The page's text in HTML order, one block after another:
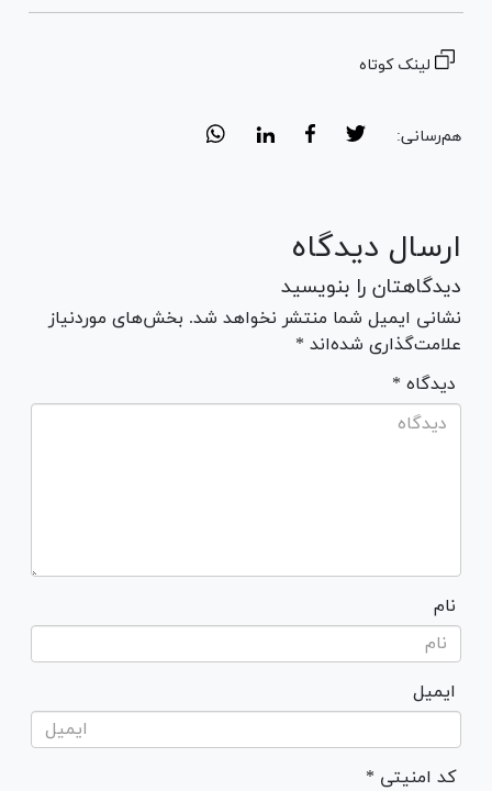
لینک کوتاه
هم‌رسانی:
ارسال دیدگاه
دیدگاهتان را بنویسید
نشانی ایمیل شما منتشر نخواهد شد. بخش‌های موردنیاز
علامت‌گذاری شده‌اند *
* دیدگاه
نام
ایمیل
* کد امنیتی